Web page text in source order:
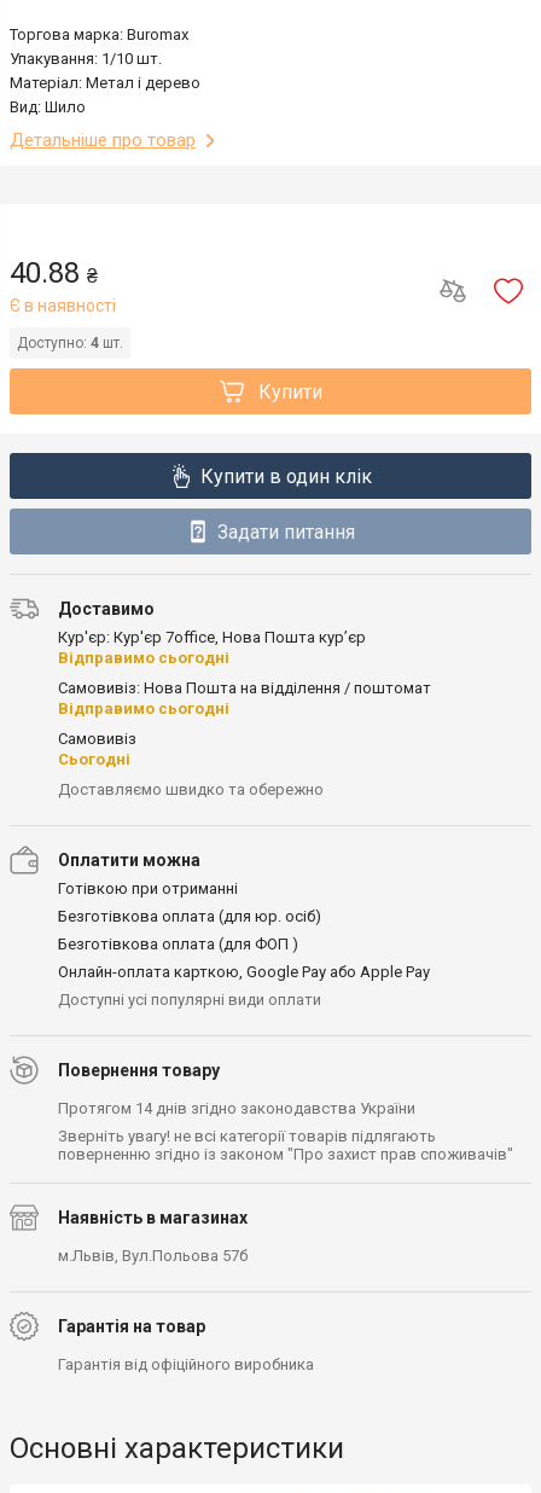
Торгова марка: Buromax
Упакування: 1/10 шт.
Матеріал: Метал і дерево
Вид: Шило
Детальніше про товар
40.88 ₴
Є в наявності
Доступно: 4 шт.
Купити
Купити в один клік
Задати питання
Доставимо
Кур'єр: Кур'єр 7office, Нова Пошта кур’єр
Відправимо сьогодні
Самовивіз: Нова Пошта на відділення / поштомат
Відправимо сьогодні
Самовивіз
Сьогодні
Доставляємо швидко та обережно
Оплатити можна
Готівкою при отриманні
Безготівкова оплата (для юр. осіб)
Безготівкова оплата (для ФОП )
Онлайн-оплата карткою, Google Pay або Apple Pay
Доступні усі популярні види оплати
Повернення товару
Протягом 14 днів згідно законодавства України
Зверніть увагу! не всі категорії товарів підлягають
поверненню згідно із законом "Про захист прав споживачів"
Наявність в магазинах
м.Львів, Вул.Польова 57б
Гарантія на товар
Гарантія від офіційного виробника
Основні характеристики